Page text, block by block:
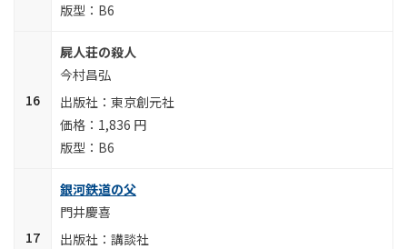
B6
屍人荘の殺人
今村昌弘
東京創元社
1,836 円
B6
銀河鉄道の父
門井慶喜
講談社